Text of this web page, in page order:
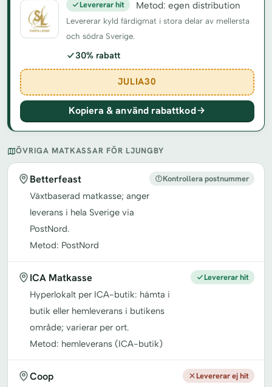
Levererar hit Metod: egen distribution
Levererar kyld färdigmat i stora delar av mellersta
och södra Sverige.
30% rabatt
JULIA30
Kopiera & använd rabattkod
ÖVRIGA MATKASSAR FÖR LJUNGBY
Betterfeast
Växtbaserad matkasse; anger
leverans i hela Sverige via
PostNord.
Metod: PostNord
Kontrollera postnummer
ICA Matkasse
Hyperlokalt per ICA-butik: hämta i
butik eller hemleverans i butikens
område; varierar per ort.
Metod: hemleverans (ICA-butik)
Levererar hit
Coop Levererar ej hit